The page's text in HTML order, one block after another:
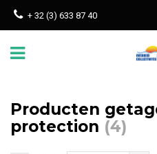
+ 32 (3) 633 87 40
Producten
protection (4)